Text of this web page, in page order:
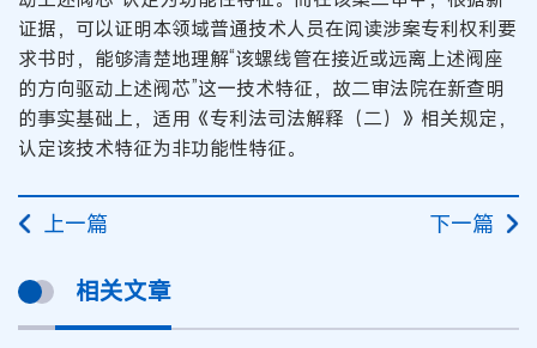
证据，可以证明本领域普通技术人员在阅读涉案专利权利要
求书时，能够清楚地理解“该螺线管在接近或远离上述阀座
的方向驱动上述阀芯”这一技术特征，故二审法院在新查明
的事实基础上，适用《专利法司法解释（二）》相关规定，
认定该技术特征为非功能性特征。
上一篇 下一篇
相关文章